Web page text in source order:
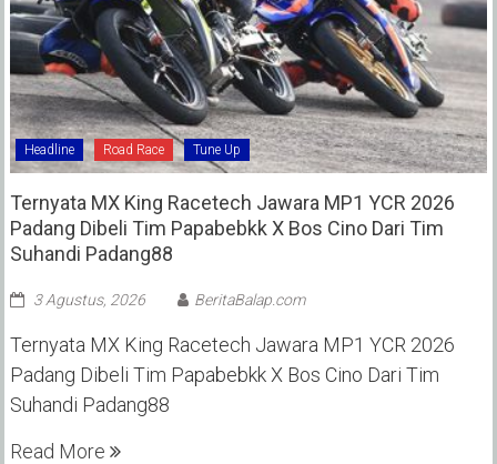
Headline Road Race Tune Up
Ternyata MX King Racetech Jawara MP1 YCR 2026
Padang Dibeli Tim Papabebkk X Bos Cino Dari Tim
Suhandi Padang88
3 Agustus, 2026 BeritaBalap.com
Ternyata MX King Racetech Jawara MP1 YCR 2026
Padang Dibeli Tim Papabebkk X Bos Cino Dari Tim
Suhandi Padang88
Read More